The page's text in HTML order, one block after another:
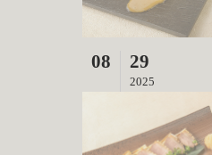
08 29
2025